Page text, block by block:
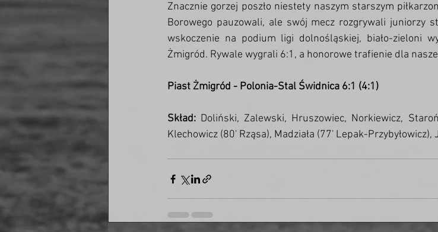
Znacznie gorzej poszło niestety naszym starszym
Borowego pauzowali, ale swój mecz rozgrywali juniorzy
wskoczenie na podium ligi dolnośląskiej, biało-zieloni
Żmigród. Rywale wygrali 6:1, a honorowe trafienie dla
Piast Żmigród - Polonia-Stal Świdnica 6:1 (4:1)
Skład: Doliński, Zalewski, Hruszowiec, Norkiewicz,
Klechowicz (80' Rząsa), Madziała (77' Lepak-